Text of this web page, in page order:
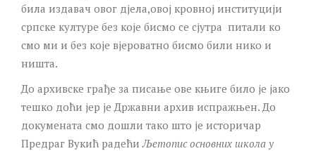
била издавач овог дјела,овој кровној институцији
српске културе без које бисмо се сјутра питали ко
смо ми и без које вјероватно бисмо били нико и
ништа.
До архивске грађе за писање ове књиге било је јако
тешко доћи јер је Државни архив испражњен. До
докумената смо дошли тако што је историчар
Предраг Вукић радећиЉетопис основних школа у